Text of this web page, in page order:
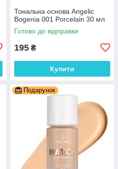
Тональна основа Angelic
Bogenia 001 Porcelain 30 мл
Готово до відправки
195 ₴
Купити
Подарунок